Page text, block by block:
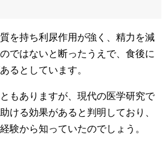
を持ち利尿作用が強く、精力を減
ではないと断ったうえで、食後に
るとしています。
もありますが、現代の医学研究で
ける効果があると判明しており、
験から知っていたのでしょう。